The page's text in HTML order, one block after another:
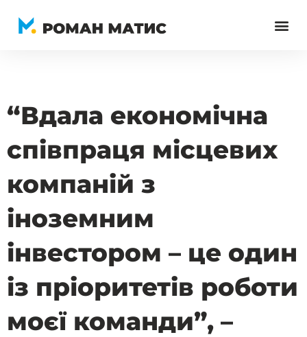
Перейти
“Вдала економічна
співпраця місцевих
компаній з
іноземним
інвестором – це один
із пріоритетів роботи
моєї команди”, –